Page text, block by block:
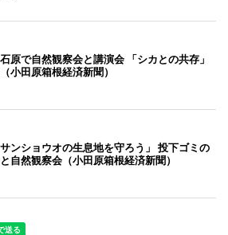
原で自然観察会と講演会 「シカとの共存」
小田原箱根経済新聞）
サンショウオの生息地を守ろう」 投下ゴミの
自然観察会（小田原箱根経済新聞）